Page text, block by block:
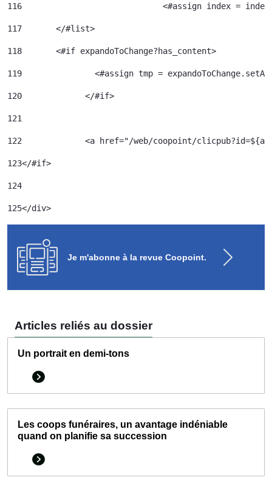
116
<#assign index =
117
	  </#list>
118
	  <#if expandoToChange?has_content>
119
120
121
122
<a href="/web/coopoint/
123</#if>
124
125</div>
Je m'abonne à la revue Coopoint.
Articles reliés au dossier
Un portrait en demi-tons
Les coops funéraires, un avantage indéniable
quand on planifie sa succession